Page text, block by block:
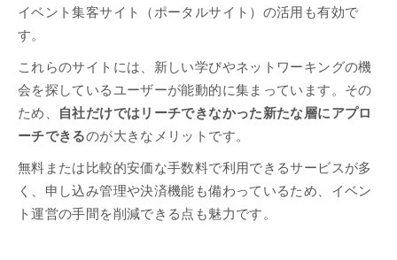
イベント集客サイト（ポータルサイト）の活用も有効で
す。
これらのサイトには、新しい学びやネットワーキングの機
会を探しているユーザーが能動的に集まっています。その
ため、
自社だけではリーチできなかった新たな層にアプロ
ーチできるのが大きなメリットです。
無料または比較的安価な手数料で利用できるサービスが多
く、申し込み管理や決済機能も備わっているため、イベン
ト運営の手間を削減できる点も魅力です。